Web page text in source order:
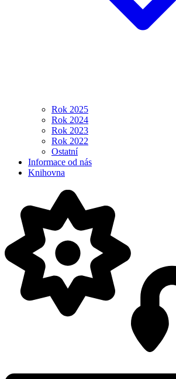
Rok 2025
Rok 2024
Rok 2023
Rok 2022
Ostatní
Informace od nás
Knihovna